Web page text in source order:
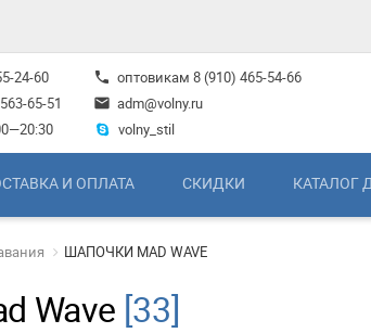
24-60
65-51
phone оптовикам 8 (910) 465-54-66
mail adm@volny.ru
volny_stil
И ОПЛАТА СКИДКИ КАТАЛОГ
ШАПОЧКИ MAD WAVE
Wave [33]